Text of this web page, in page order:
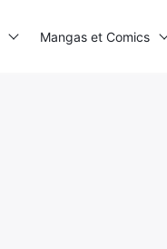
Mangas et Comics